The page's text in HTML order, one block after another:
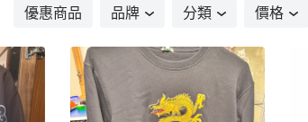
優惠商品 品牌 分類 價格